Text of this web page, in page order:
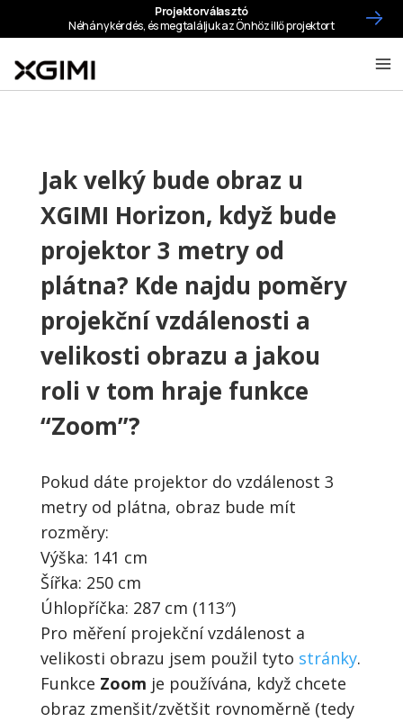
Jak velký bude obraz u
XGIMI Horizon, když bude
projektor 3 metry od
plátna? Kde najdu poměry
projekční vzdálenosti a
velikosti obrazu a jakou
roli v tom hraje funkce
“Zoom”?
Pokud dáte projektor do vzdálenost 3
metry od plátna, obraz bude mít
rozměry:
Výška: 141 cm
Šířka: 250 cm
Úhlopříčka: 287 cm (113″)
Pro měření projekční vzdálenost a
velikosti obrazu jsem použil tyto stránky.
Funkce Zoom je používána, když chcete
obraz zmenšit/zvětšit rovnoměrně (tedy